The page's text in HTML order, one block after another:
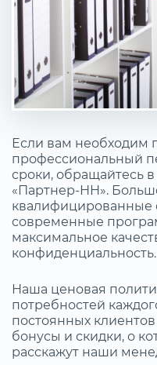
Если вам необходим
профессиональный
сроки, обращайтесь
«Партнер-НН».
квалифицированные
современные
максимальное
конфиденциальность.
Наша ценовая
потребностей
постоянных
бонусы и скидки, о
расскажут наши